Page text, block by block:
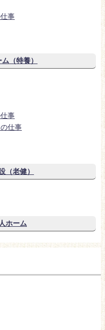
事
（特養）
事
仕事
（老健）
ホーム